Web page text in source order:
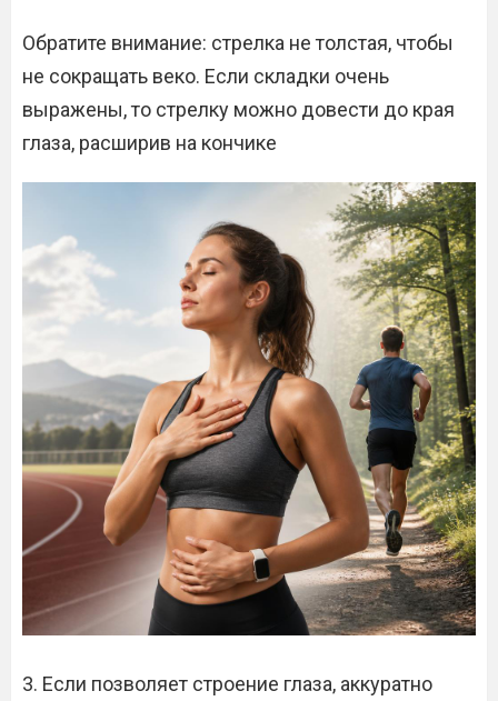
Обратите внимание: стрелка не толстая, чтобы
не сокращать веко. Если складки очень
выражены, то стрелку можно довести до края
глаза, расширив на кончике
3. Если позволяет строение глаза, аккуратно